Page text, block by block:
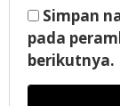
Simpan
pada
berikutnya.